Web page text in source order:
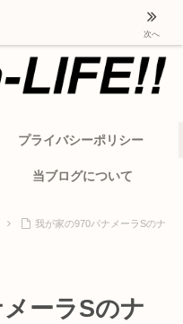
わったカーライフ
プライバシーポリシー
当ブログについて
我が家の970パナメーラSのナ
ーラSのナ
次へ